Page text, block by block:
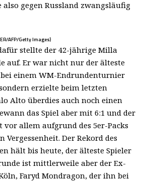
gegen Russland zwangsläufig
AFP/Getty Images)
stellte der 42-jährige Milla
auf. Er war nicht nur der älteste
bei einem WM-Endrundenturnier
erzielte beim letzten
Alto überdies auch noch einen
das Spiel aber mit 6:1 und der
allem aufgrund des 5er-Packs
Vergessenheit. Der Rekord des
hält bis heute, der älteste Spieler
ist mittlerweile aber der Ex-
Faryd Mondragon, der ihn bei